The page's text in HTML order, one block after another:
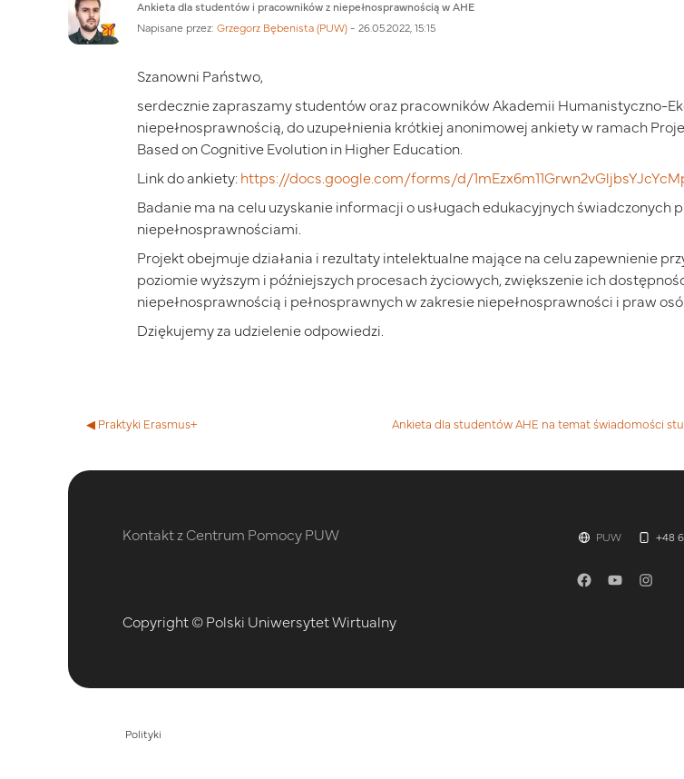
Ankieta dla studentów i pracowników z niepełnosprawnością w AHE
Napisane przez: Grzegorz Bębenista (PUW) - 26.05.2022, 15:15
Liczba odpowiedzi: 0
Szanowni Państwo,
serdecznie zapraszamy studentów oraz pracowników Akademii Humanistyczno-
niepełnosprawnością, do uzupełnienia krótkiej anonimowej ankiety w ramach
Based on Cognitive Evolution in Higher Education.
Link do ankiety: https://docs.google.com/forms/d/
Badanie ma na celu uzyskanie informacji o usługach edukacyjnych świadczonych
niepełnosprawnościami.
Projekt obejmuje działania i rezultaty intelektualne mające na celu zapewnienie
poziomie wyższym i późniejszych procesach życiowych, zwiększenie ich
niepełnosprawnością i pełnosprawnych w zakresie niepełnosprawności i praw
Dziękujemy za udzielenie odpowiedzi.
◀︎ Praktyki Erasmus+ Ankieta dla studentów AHE na temat świadomości
Kontakt z Centrum Pomocy PUW
Copyright © Polski Uniwersytet Wirtualny
PUW +48
Polityki